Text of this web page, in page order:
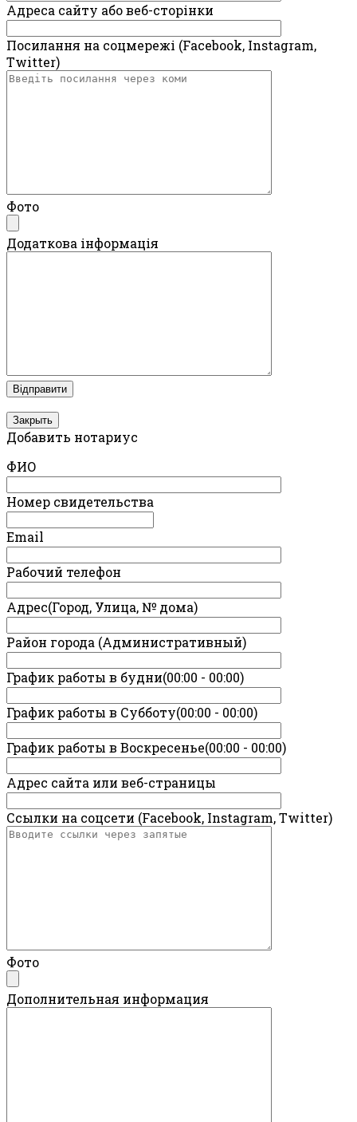
Адреса сайту або веб-сторінки
Посилання на соцмережі (Facebook, Instagram,
Twitter)
Фото
Додаткова інформація
Закрыть
Добавить нотариус
ФИО
Номер свидетельства
Email
Рабочий телефон
Адрес(Город, Улица, № дома)
Район города (Административный)
График работы в будни(00:00 - 00:00)
График работы в Субботу(00:00 - 00:00)
График работы в Воскресенье(00:00 - 00:00)
Адрес сайта или веб-страницы
Ссылки на соцсети (Facebook, Instagram, Twitter)
Фото
Дополнительная информация